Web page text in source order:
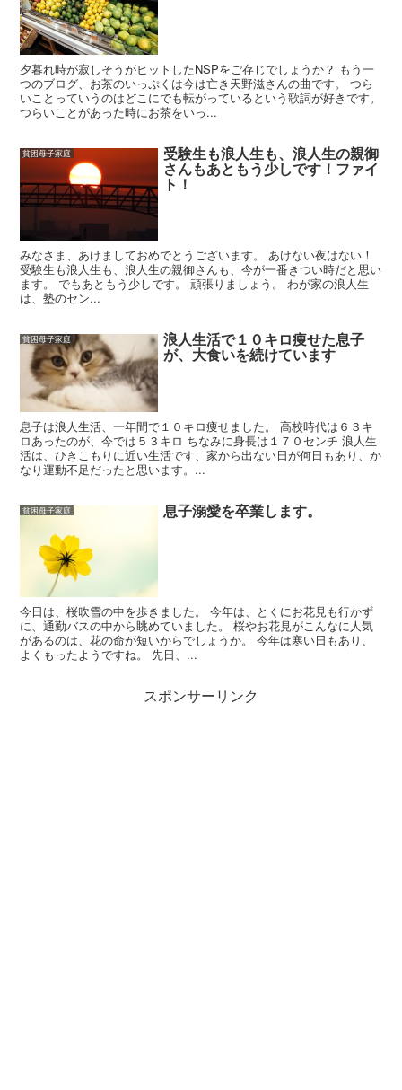
夕暮れ時が寂しそうがヒットしたNSPをご存じでしょうか？ もう一
つのブログ、お茶のいっぷくは今は亡き天野滋さんの曲です。 つら
いことっていうのはどこにでも転がっているという歌詞が好きです。
つらいことがあった時にお茶をいっ...
貧困母子家庭 受験生も浪人生も、浪人生の親御
さんもあともう少しです！ファイ
ト！
みなさま、あけましておめでとうございます。 あけない夜はない！
受験生も浪人生も、浪人生の親御さんも、今が一番きつい時だと思い
ます。 でもあともう少しです。 頑張りましょう。 わが家の浪人生
は、塾のセン...
貧困母子家庭 浪人生活で１０キロ痩せた息子
が、大食いを続けています
息子は浪人生活、一年間で１０キロ痩せました。 高校時代は６３キ
ロあったのが、今では５３キロ ちなみに身長は１７０センチ 浪人生
活は、ひきこもりに近い生活です、家から出ない日が何日もあり、か
なり運動不足だったと思います。...
貧困母子家庭 息子溺愛を卒業します。
今日は、桜吹雪の中を歩きました。 今年は、とくにお花見も行かず
に、通勤バスの中から眺めていました。 桜やお花見がこんなに人気
があるのは、花の命が短いからでしょうか。 今年は寒い日もあり、
よくもったようですね。 先日、...
スポンサーリンク